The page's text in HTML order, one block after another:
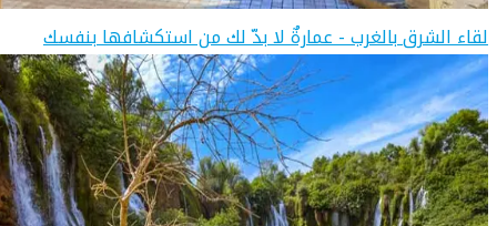
لقاء الشرق بالغرب - عمارةٌ لا بدّ لك من استكشافها بنفسك